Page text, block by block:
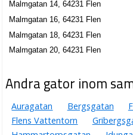
Malmgatan 14, 64231 Flen
Malmgatan 16, 64231 Flen
Malmgatan 18, 64231 Flen
Malmgatan 20, 64231 Flen
Andra gator inom
Auragatan Bergsgatan
Flens Vattentorn